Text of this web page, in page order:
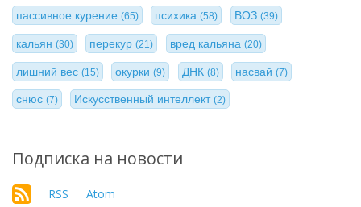
пассивное курение (65) психика(58) ВОЗ (39)
кальян (30) перекур(21) вред кальяна (20)
лишний вес (15) окурки(9) ДНК (8) насвай(7)
снюс (7) Искусственный интеллект(2)
Подписка на новости
RSS Atom